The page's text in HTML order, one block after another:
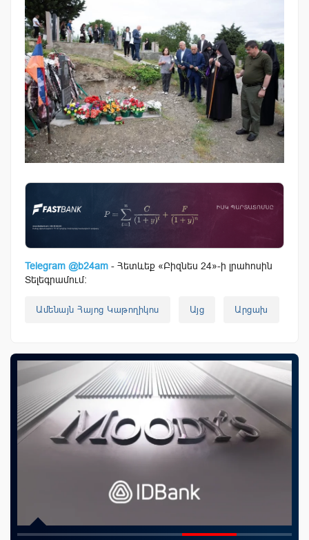
Telegram @b24am - Հետևեք «Բիզնես 24»-ի լրահոսին
Տելեգրամում:
Ամենայն Հայոց Կաթողիկոս Այց Արցախ